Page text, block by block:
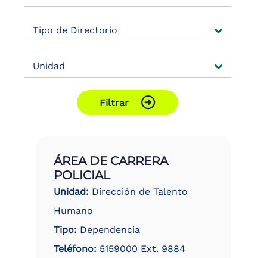
navigate
Tipo de Directorio
Unidad
Filtrar
ÁREA DE CARRERA
POLICIAL
Unidad: Dirección de Talento
Humano
Tipo: Dependencia
Teléfono: 5159000 Ext. 9884